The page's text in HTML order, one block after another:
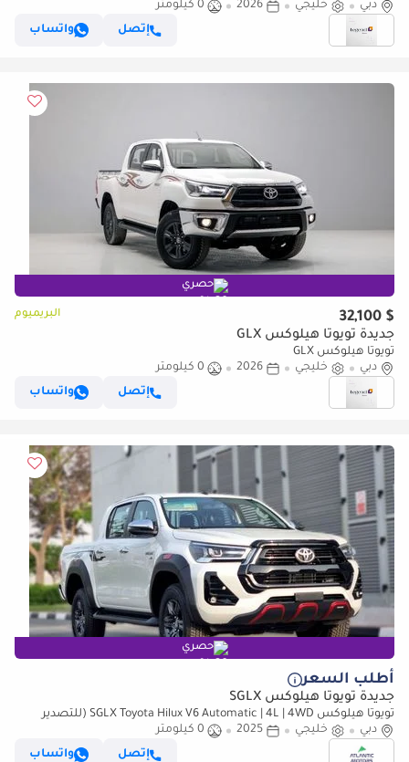
Onlyدبي خليجي 2026
0 كيلومتر
إتصل
واتساب
حصري
$ 32,100 البريميوم
جديدة تويوتا هيلوكس GLX
تويوتا هيلوكس GLX
دبي
خليجي 2026
0 كيلومتر
إتصل
واتساب
حصري
أطلب السعر
جديدة تويوتا هيلوكس SGLX
تويوتا هيلوكس SGLX Toyota Hilux V6 Automatic | 4L | 4WD (للتصدير
فقط)
دبي خليجي 2025
0 كيلومتر
إتصل
واتساب